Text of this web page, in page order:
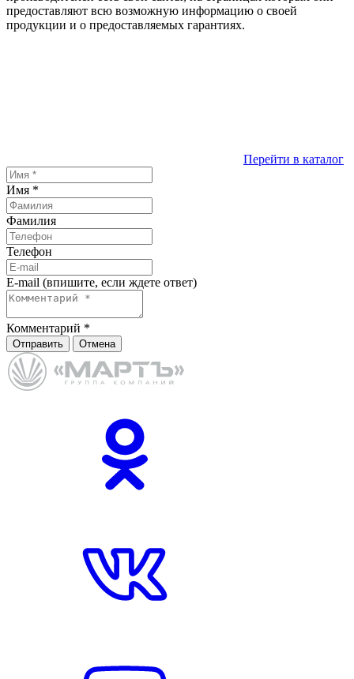
предоставляют всю возможную информацию о своей
продукции и о предоставляемых гарантиях.
Перейти в каталог
Имя *
Фамилия
Телефон
E-mail (впишите, если ждете ответ)
Комментарий *
Отправить Отмена